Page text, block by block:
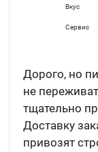
Вкус
Сервис
Дорого, но
не
тщательно
Доставку
привозят